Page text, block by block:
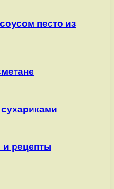
песто из
рецепты